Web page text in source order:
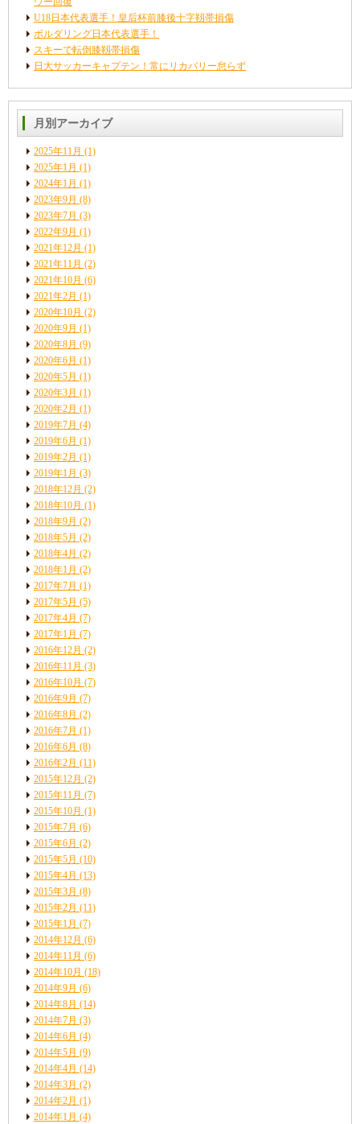
U18日本代表選手！皇后杯前膝後十字靱帯損傷
ボルダリング日本代表選手！
スキーで転倒膝靱帯損傷
日大サッカーキャプテン！常にリカバリー怠らず
月別アーカイブ
2025年11月 (1)
2025年1月 (1)
2024年1月 (1)
2023年9月 (8)
2023年7月 (3)
2022年9月 (1)
2021年12月 (1)
2021年11月 (2)
2021年10月 (6)
2021年2月 (1)
2020年10月 (2)
2020年9月 (1)
2020年8月 (9)
2020年6月 (1)
2020年5月 (1)
2020年3月 (1)
2020年2月 (1)
2019年7月 (4)
2019年6月 (1)
2019年2月 (1)
2019年1月 (3)
2018年12月 (2)
2018年10月 (1)
2018年9月 (2)
2018年5月 (2)
2018年4月 (2)
2018年1月 (2)
2017年7月 (1)
2017年5月 (5)
2017年4月 (7)
2017年1月 (7)
2016年12月 (2)
2016年11月 (3)
2016年10月 (7)
2016年9月 (7)
2016年8月 (2)
2016年7月 (1)
2016年6月 (8)
2016年2月 (11)
2015年12月 (2)
2015年11月 (7)
2015年10月 (1)
2015年7月 (6)
2015年6月 (2)
2015年5月 (10)
2015年4月 (13)
2015年3月 (8)
2015年2月 (11)
2015年1月 (7)
2014年12月 (6)
2014年11月 (6)
2014年10月 (18)
2014年9月 (6)
2014年8月 (14)
2014年7月 (3)
2014年6月 (4)
2014年5月 (9)
2014年4月 (14)
2014年3月 (2)
2014年2月 (1)
2014年1月 (4)